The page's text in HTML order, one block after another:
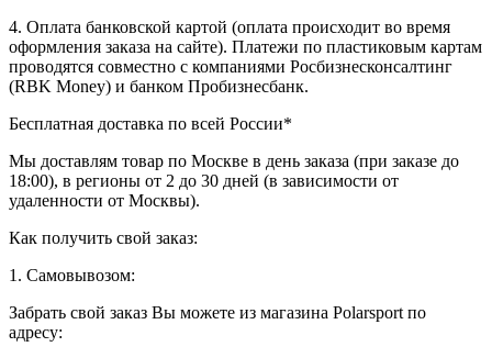
4. Оплата банковской картой (оплата происходит во время
оформления заказа на сайте). Платежи по пластиковым картам
проводятся совместно с компаниями Росбизнесконсалтинг
(RBK Money) и банком Пробизнесбанк.
Бесплатная доставка по всей России*
Мы доставлям товар по Москве в день заказа (при заказе до
18:00), в регионы от 2 до 30 дней (в зависимости от
удаленности от Москвы).
Как получить свой заказ:
1. Самовывозом:
Забрать свой заказ Вы можете из магазина Polarsport по
адресу: